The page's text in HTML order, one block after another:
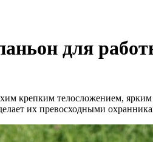
для
крепким телосложением,
их превосходными